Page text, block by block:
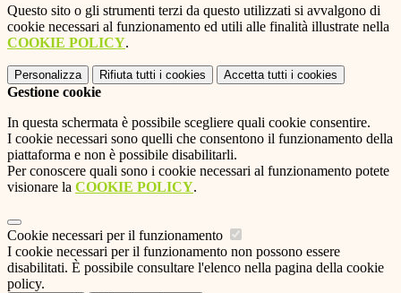
Questo sito o gli strumenti terzi da questo utilizzati si avvalgono di
cookie necessari al funzionamento ed utili alle finalità illustrate nella
COOKIE POLICY.
Personalizza Rifiuta tutti i cookies Accetta tutti i cookies
Gestione cookie
In questa schermata è possibile scegliere quali cookie consentire.
I cookie necessari sono quelli che consentono il funzionamento della
piattaforma e non è possibile disabilitarli.
Per conoscere quali sono i cookie necessari al funzionamento potete
visionare la COOKIE POLICY.
Cookie necessari per il funzionamento
I cookie necessari per il funzionamento non possono essere
disabilitati. È possibile consultare l'elenco nella pagina della cookie
policy.